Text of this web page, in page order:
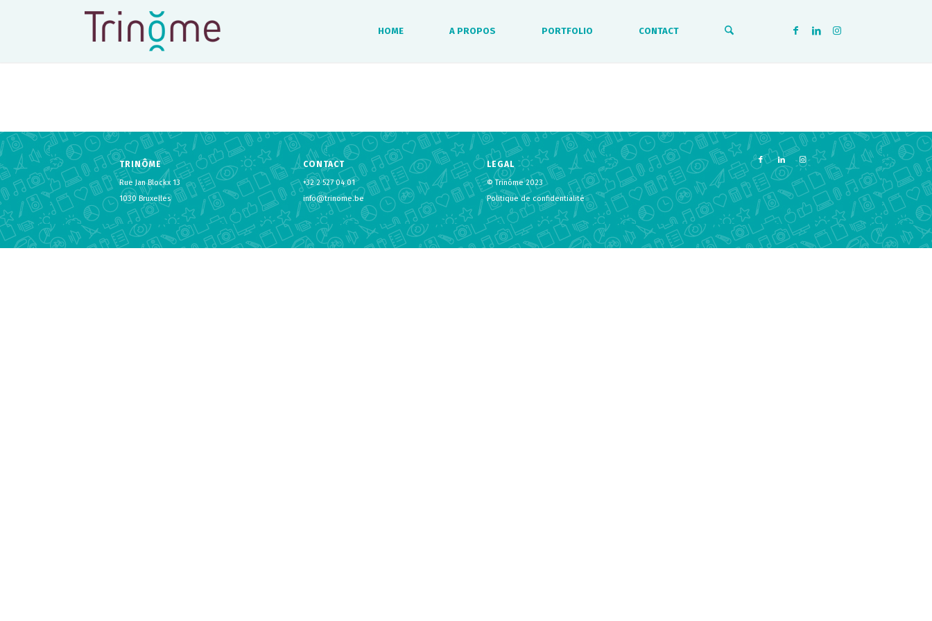
HOME A PROPOS PORTFOLIO CONTACT
TRINÔME
Rue Jan Blockx 13
1030 Bruxelles
CONTACT
+32 2 527 04 01
info@trinome.be
LEGAL
© Trinôme 2023
Politique de confidentialité